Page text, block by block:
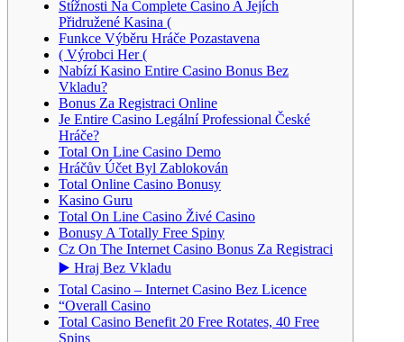
Stížnosti Na Complete Casino A Jejích
Přidružené Kasina (
Funkce Výběru Hráče Pozastavena
( Výrobci Her (
Nabízí Kasino Entire Casino Bonus Bez
Vkladu?
Bonus Za Registraci Online
Je Entire Casino Legální Professional České
Hráče?
Total On Line Casino Demo
Hráčův Účet Byl Zablokován
Total Online Casino Bonusy
Kasino Guru
Total On Line Casino Živé Casino
Bonusy A Totally Free Spiny
Cz On The Internet Casino Bonus Za Registraci
▶️ Hraj Bez Vkladu
Total Casino – Internet Casino Bez Licence
“Overall Casino
Total Casino Benefit 20 Free Rotates, 40 Free
Spins